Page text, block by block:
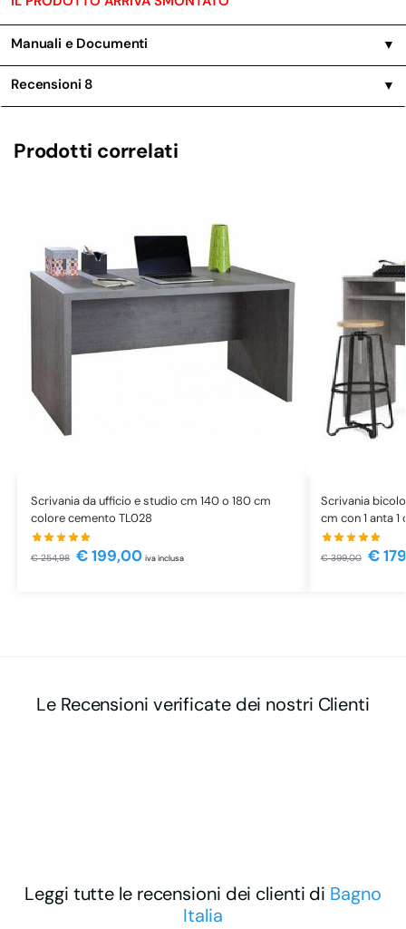
Manuali e Documenti ▼
Recensioni 8 ▼
Prodotti correlati
Scrivania da ufficio e studio cm 140 o 180 cm
colore cemento TL028
€254,98 €199,00 iva inclusa
Scrivania
cm con 1 anta
€399,00 €
Le Recensioni verificate dei nostri Clienti
Leggi tutte le recensioni dei clienti di Bagno
Italia